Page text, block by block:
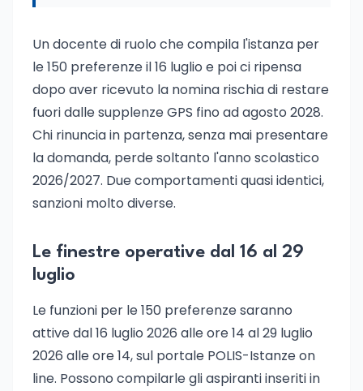
Un docente di ruolo che compila l'istanza per
le 150 preferenze il 16 luglio e poi ci ripensa
dopo aver ricevuto la nomina rischia di restare
fuori dalle supplenze GPS fino ad agosto 2028.
Chi rinuncia in partenza, senza mai presentare
la domanda, perde soltanto l'anno scolastico
2026/2027. Due comportamenti quasi identici,
sanzioni molto diverse.
Le finestre operative dal 16 al 29
luglio
Le funzioni per le 150 preferenze saranno
attive dal 16 luglio 2026 alle ore 14 al 29 luglio
2026 alle ore 14, sul portale POLIS-Istanze on
line. Possono compilarle gli aspiranti inseriti in